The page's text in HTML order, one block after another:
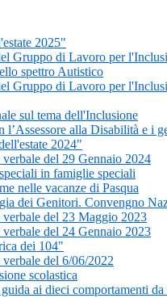
2025"
Gruppo di Lavoro per
spettro Autistico
Gruppo di Lavoro per
sul tema dell'Inclusione
l’Assessore alla Disabilità e i
2024"
del 29 Gennaio 2024
in famiglie speciali
nelle vacanze di Pasqua
dei Genitori. Convengno
del 23 Maggio 2023
del 24 Gennaio 2023
dei 104"
del 6/06/2022
scolastica
ai dieci comportamenti